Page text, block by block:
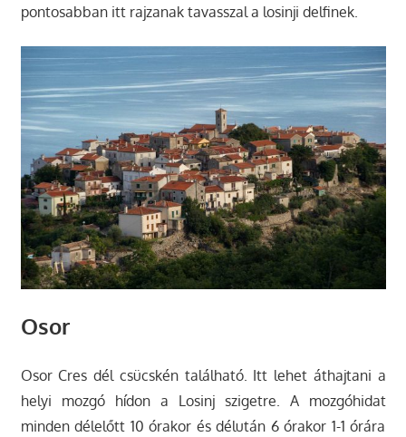
pontosabban itt rajzanak tavasszal a losinji delfinek.
Osor
Osor Cres dél csücskén található. Itt lehet áthajtani a
helyi mozgó hídon a Losinj szigetre. A mozgóhidat
minden délelőtt 10 órakor és délután 6 órakor 1-1 órára